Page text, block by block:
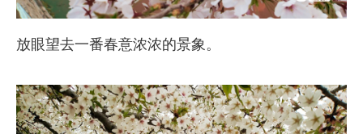
放眼望去一番春意浓浓的景象。